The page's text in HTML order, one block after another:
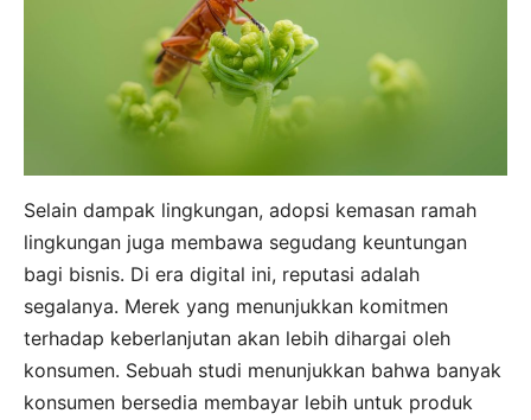
Selain dampak lingkungan, adopsi kemasan ramah
lingkungan juga membawa segudang keuntungan
bagi bisnis. Di era digital ini, reputasi adalah
segalanya. Merek yang menunjukkan komitmen
terhadap keberlanjutan akan lebih dihargai oleh
konsumen. Sebuah studi menunjukkan bahwa banyak
konsumen bersedia membayar lebih untuk produk